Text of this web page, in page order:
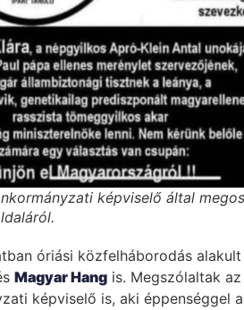
képviselő által
óriási közfelháborodás
Magyar Hang is. Megszólaltak
képviselő is, aki éppenséggel